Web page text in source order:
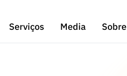
Serviços Media Sobre